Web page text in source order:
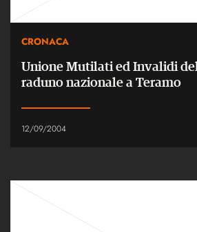
CRONACA
Unione Mutilati ed Invalidi
raduno nazionale a Teramo
12/09/2004